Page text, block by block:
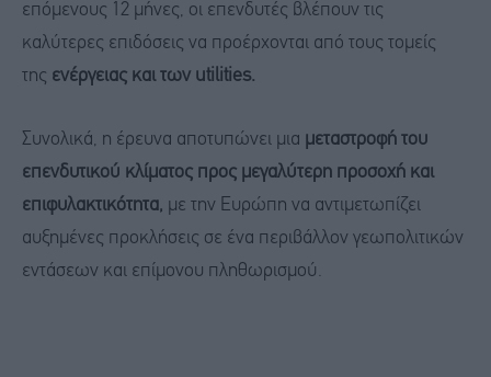
επόμενους 12 μήνες, οι επενδυτές βλέπουν τις
καλύτερες επιδόσεις να προέρχονται από τους τομείς
της ενέργειας και των utilities.
Συνολικά, η έρευνα αποτυπώνει μια μεταστροφή του
επενδυτικού κλίματος προς μεγαλύτερη προσοχή και
επιφυλακτικότητα, με την Ευρώπη να αντιμετωπίζει
αυξημένες προκλήσεις σε ένα περιβάλλον γεωπολιτικών
εντάσεων και επίμονου πληθωρισμού.